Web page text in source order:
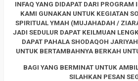
INFAQ YANG DIDAPAT DARI PROGRAM
KAMI GUNAKAN UNTUK KEGIATAN
SPIRITUAL YMAH (MUJAHADAH /
JADI SEDULUR DAPAT KEILMUAN
DAPAT PAHALA SHODAQOH
UNTUK BERTAMBAHNYA BERKAH
BAGI YANG BERMINAT UNTUK
SILAHKAN PESAN